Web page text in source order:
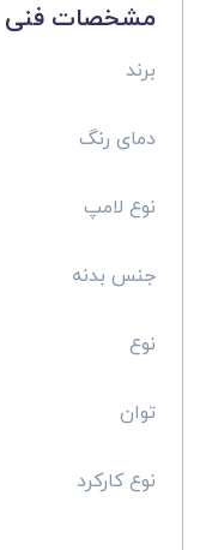
مشخصات فنی
برند
دمای رنگ
نوع لامپ
جنس بدنه
نوع
توان
نوع کارکرد